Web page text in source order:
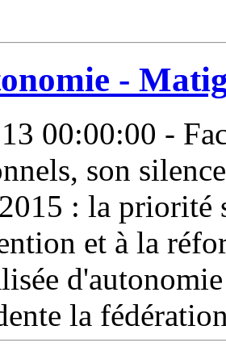
-
00:00:00 -
son
: la priorité
et à la
la